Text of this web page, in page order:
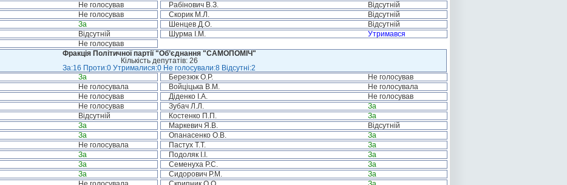
Не голосував Рабінович В.З.
Відсутній
Не голосував Скорик М.Л.
Відсутній
За Шенцев Д.О.
Відсутній
Відсутній Шурма І.М.
Утримався
Не голосував
Фракція Політичної партії "Об’єднання "САМОПОМІЧ"
Кількість депутатів: 26
За:16 Проти:0 Утрималися:0 Не голосували:8 Відсутні:2
За Березюк О.Р.
Не голосував
Не голосувала Войціцька В.М.
Не голосувала
Не голосував Діденко І.А.
Не голосував
Не голосував Зубач Л.Л.
За
Відсутній Костенко П.П.
За
За Маркевич Я.В.
Відсутній
За Опанасенко О.В.
За
Не голосувала Пастух Т.Т.
За
За Подоляк І.І.
За
За Семенуха Р.С.
За
За Сидорович Р.М.
За